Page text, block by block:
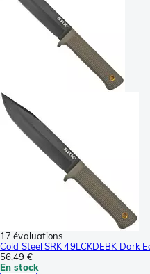
17 évaluations
Cold Steel SRK 49LCKDEBK Dark
56,49 €
En stock